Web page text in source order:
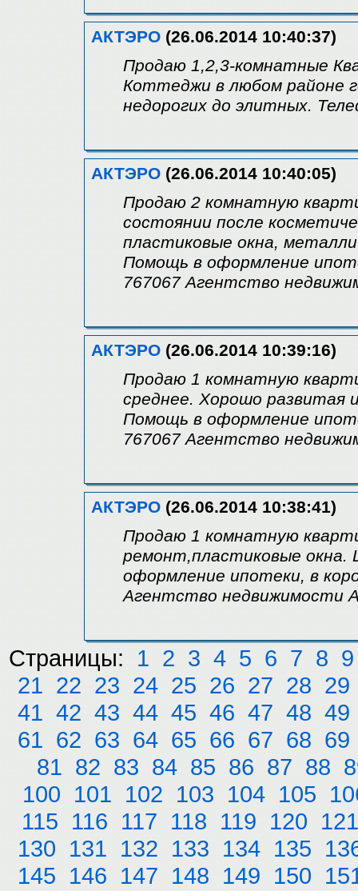
АКТЭРО (26.06.2014 10:40:37)
Продаю 1,2,3-комнатные
Коттеджи в любом районе
недорогих до элитных.
АКТЭРО (26.06.2014 10:40:05)
Продаю 2 комнатную
состоянии после
пластиковые окна,
Помощь в оформление
767067 Агентство
АКТЭРО (26.06.2014 10:39:16)
Продаю 1 комнатную
среднее. Хорошо развитая
Помощь в оформление
767067 Агентство
АКТЭРО (26.06.2014 10:38:41)
Продаю 1 комнатную
ремонт,пластиковые окна.
оформление ипотеки, в
Агентство недвижимости
Страницы: 1 2 3 4 5 6 7 8 9
21 22 23 24 25 26 27 28 29
41 42 43 44 45 46 47 48 49
61 62 63 64 65 66 67 68 69
81 82 83 84 85 86 87 88
100 101 102 103 104 105
115 116 117 118 119 120 121
130 131 132 133 134 135
145 146 147 148 149 150